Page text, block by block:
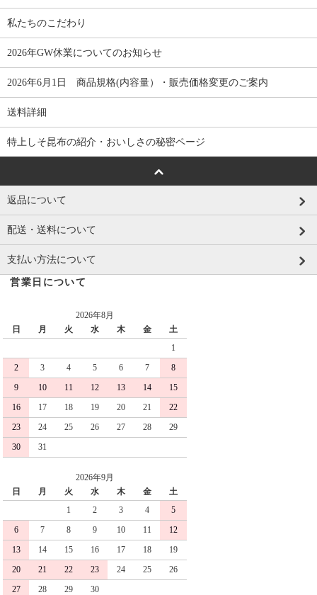
私たちのこだわり
2026年GW休業についてのお知らせ
2026年6月1日 商品規格(内容量）・販売価格変更のご案内
送料詳細
特上しそ昆布の紹介・おいしさの秘密ページ
返品について
配送・送料について
支払い方法について
営業日について
2026年8月
日
月 火 水 木 金
土
1
2
3 4 5 6 7
8
9
10 11 12 13 14
15
16
17 18 19 20 21
22
23
24 25 26 27 28
29
30
31
2026年9月
日
月 火 水 木 金
土
1
2 3 4
5
6
7 8 9 10 11
12
13
14 15 16 17 18
19
20
21 22 23 24 25
26
27
28 29 30